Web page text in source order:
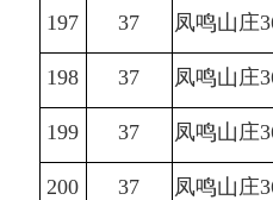
197 37 凤鸣山庄
198 37 凤鸣山庄
199 37 凤鸣山庄
200 37 凤鸣山庄